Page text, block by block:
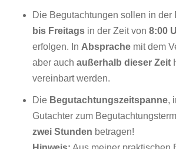
Die Begutachtungen sollen in der
bis Freitags in der Zeit von 8:00
erfolgen. In Absprache mit dem
aber auch außerhalb dieser Zeit
vereinbart werden.
Die Begutachtungszeitspanne,
Gutachter zum
zwei Stunden betragen!